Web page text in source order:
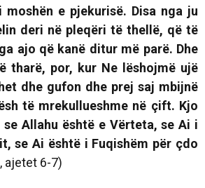
e pjekurisë. Disa nga ju
deri në pleqëri të thellë, që të
ajo që kanë ditur më parë. Dhe
tharë, por, kur Ne lëshojmë ujë
dhe gufon dhe prej saj mbijnë
të mrekullueshme në çift. Kjo
se Allahu është e Vërteta, se Ai i
se Ai është i Fuqishëm për çdo
ajetet 6-7)